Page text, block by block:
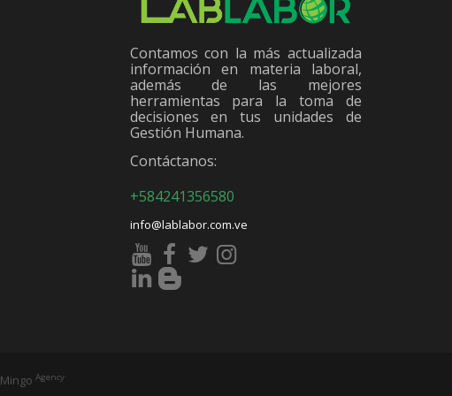
Contamos con la más actualizada
información en materia laboral,
además de las mejores
herramientas para la toma de
decisiones en tus unidades de
Gestión Humana.
Contáctanos:
+584241356580
info@lablabor.com.ve
Mingo Agency